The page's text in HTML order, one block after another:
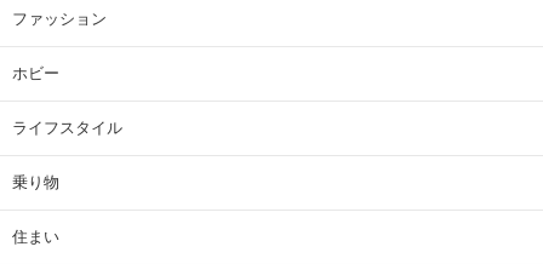
ファッション
ホビー
ライフスタイル
乗り物
住まい